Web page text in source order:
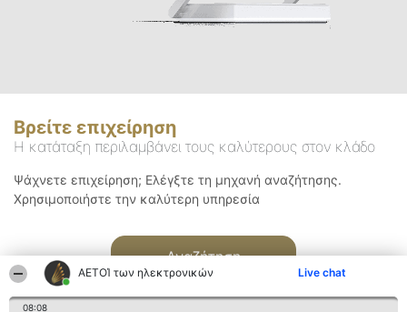
ΑΕΤΟΊ των ηλεκτρονικών Live chat
08:08
Βρείτε επιχείρηση
Η κατάταξη περιλαμβάνει τους καλύτερους στον κλάδο
Ψάχνετε επιχείρηση; Ελέγξτε τη μηχανή αναζήτησης.
Χρησιμοποιήστε την καλύτερη υπηρεσία
Αναζήτηση